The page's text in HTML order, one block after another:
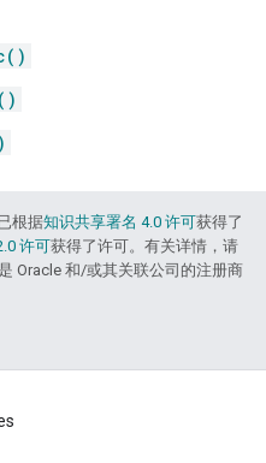
根据知识共享署名 4.0 许可获得了
许可获得了许可。有关详情，请
Oracle 和/或其关联公司的注册商